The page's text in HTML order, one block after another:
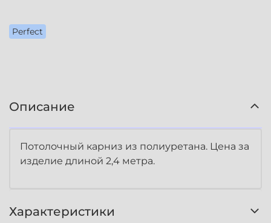
Perfect
Описание
Потолочный карниз из полиуретана. Цена за
изделие длиной 2,4 метра.
Характеристики